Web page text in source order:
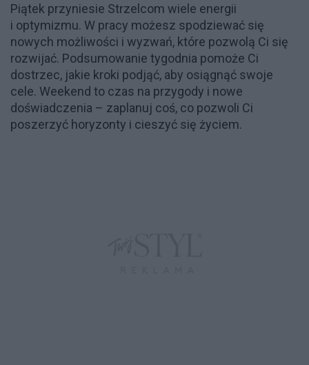
Piątek przyniesie Strzelcom wiele energii
i optymizmu. W pracy możesz spodziewać się
nowych możliwości i wyzwań, które pozwolą Ci się
rozwijać. Podsumowanie tygodnia pomoże Ci
dostrzec, jakie kroki podjąć, aby osiągnąć swoje
cele. Weekend to czas na przygody i nowe
doświadczenia – zaplanuj coś, co pozwoli Ci
poszerzyć horyzonty i cieszyć się życiem.